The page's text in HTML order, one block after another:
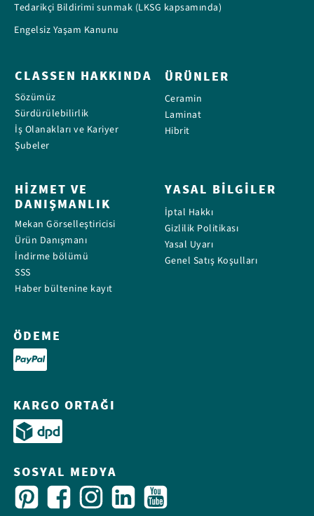
Tedarikçi Bildirimi sunmak (LKSG kapsamında)
Engelsiz Yaşam Kanunu
CLASSEN HAKKINDA
Sözümüz
Sürdürülebilirlik
İş Olanakları ve Kariyer
Şubeler
ÜRÜNLER
Ceramin
Laminat
Hibrit
HIZMET VE
DANIŞMANLIK
Mekan Görselleştiricisi
Ürün Danışmanı
İndirme bölümü
SSS
Haber bültenine kayıt
YASAL BILGILER
İptal Hakkı
Gizlilik Politikası
Yasal Uyarı
Genel Satış Koşulları
ÖDEME
KARGO ORTAĞI
SOSYAL MEDYA